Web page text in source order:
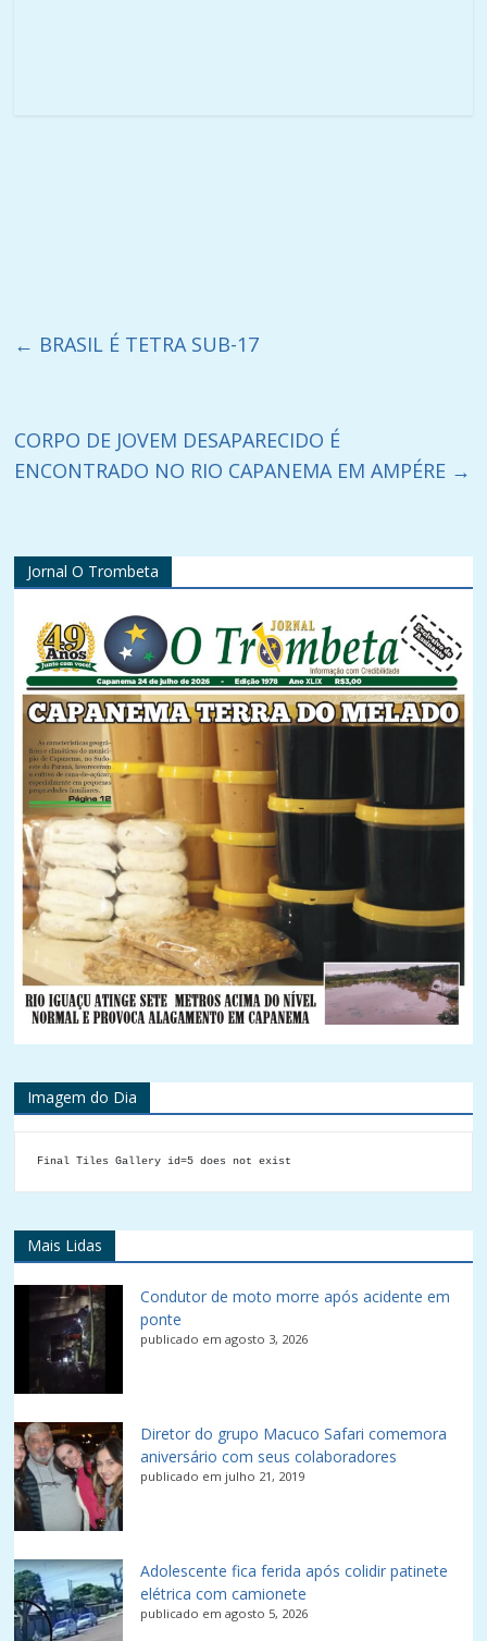
← BRASIL É TETRA SUB-17
CORPO DE JOVEM DESAPARECIDO É
ENCONTRADO NO RIO CAPANEMA EM AMPÉRE →
Jornal O Trombeta
Imagem do Dia
Final Tiles Gallery id=5 does not exist
Mais Lidas
Condutor de moto morre após acidente em
ponte
publicado em agosto 3, 2026
Diretor do grupo Macuco Safari comemora
aniversário com seus colaboradores
publicado em julho 21, 2019
Adolescente fica ferida após colidir patinete
elétrica com camionete
publicado em agosto 5, 2026